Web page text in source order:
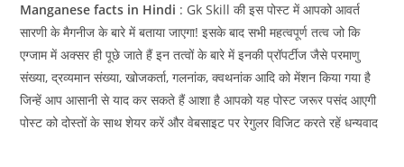
Manganese facts in Hindi : Gk Skill की इस पोस्ट में आपको आवर्त
सारणी के मैगनीज के बारे में बताया जाएगा! इसके बाद सभी महत्‍वपूर्ण तत्‍व जो कि
एग्जाम में अक्सर ही पूछे जाते हैं इन तत्वों के बारे में इनकी प्रॉपर्टीज जैसे परमाणु
संख्या, द्रव्यमान संख्या, खोजकर्ता, गलनांक, क्वथनांक आदि को मेंशन किया गया है
जिन्हें आप आसानी से याद कर सकते हैं आशा है आपको यह पोस्ट जरूर पसंद आएगी
पोस्ट को दोस्तों के साथ शेयर करें और वेबसाइट पर रेगुलर विजिट करते रहें धन्यवाद